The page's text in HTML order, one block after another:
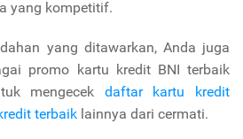
yang kompetitif.
yang ditawarkan, Anda juga
promo kartu kredit BNI terbaik
mengecek
daftar kartu kredit
terbaik lainnya dari cermati.